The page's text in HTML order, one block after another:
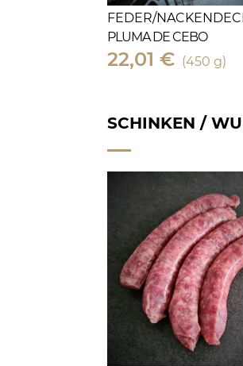
FEDER/
PLUMA DE CEBO
22,01 € (450 g)
SCHINKEN /